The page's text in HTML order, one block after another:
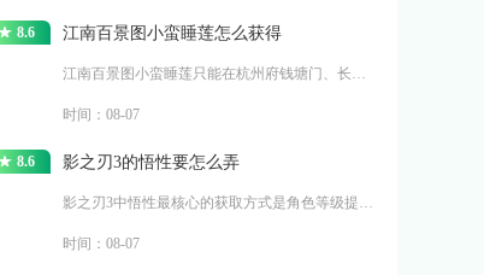
8.6 江南百景图小蛮睡莲怎么获得
时间：08-07
8.6 影之刃3的悟性要怎么弄
时间：08-07